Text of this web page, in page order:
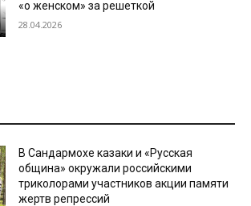
«о женском» за решеткой
28.04.2026
В Сандармохе казаки и «Русская
община» окружали российскими
триколорами участников акции памяти
жертв репрессий